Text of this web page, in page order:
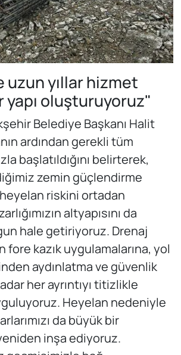
uzun yıllar hizmet
yapı oluşturuyoruz"
Belediye Başkanı Halit
ardından gerekli tüm
başlatıldığını belirterek,
zemin güçlendirme
heyelan riskini ortadan
altyapısını da
hale getiriyoruz. Drenaj
kazık uygulamalarına, yol
aydınlatma ve güvenlik
her ayrıntıyı titizlikle
Heyelan nedeniyle
da büyük bir
inşa ediyoruz.